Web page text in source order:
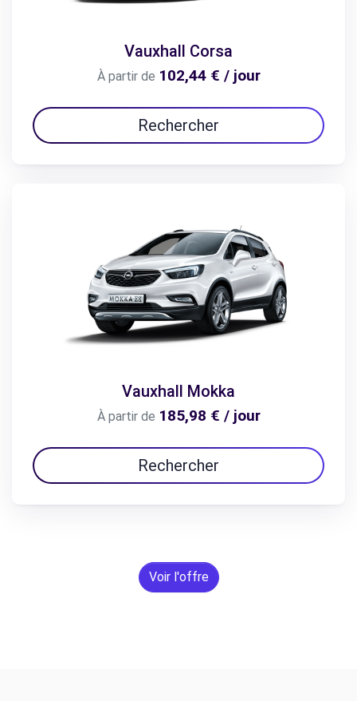
Vauxhall Corsa
À partir de 102,44 € / jour
Rechercher
Vauxhall Mokka
À partir de 185,98 € / jour
Rechercher
Voir l'offre